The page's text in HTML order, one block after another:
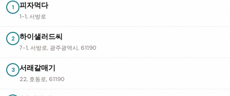
1 피자먹다
1-1, 서방로
2 하이샐러드씨
7-1, 서방로, 광주광역시, 61190
3 서래갈매기
22, 호동로, 61190